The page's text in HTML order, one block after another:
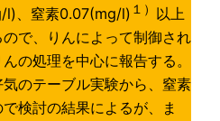
l)、窒素0.07(mg/l) １） 以上
で、りんによって制御され
の処理を中心に報告する。
のテーブル実験から、窒素
検討の結果によるが、ま